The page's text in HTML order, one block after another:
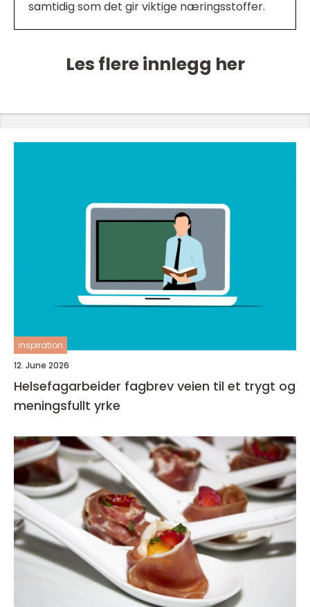
samtidig som det gir viktige næringsstoffer.
Les flere innlegg her
inspiration
12. June 2026
Helsefagarbeider fagbrev veien til et trygt og
meningsfullt yrke